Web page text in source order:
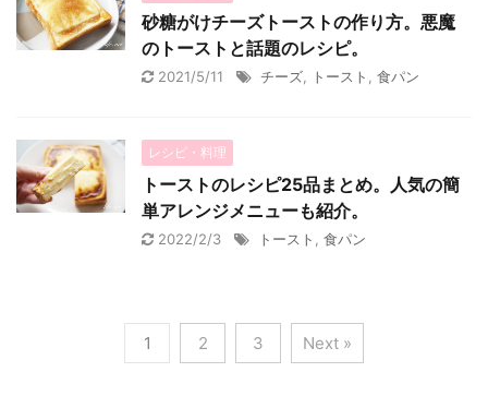
砂糖がけチーズトーストの作り方。悪魔
のトーストと話題のレシピ。
2021/5/11 チーズ トースト 食パン
レシピ・料理
トーストのレシピ25品まとめ。人気の簡
単アレンジメニューも紹介。
2022/2/3 トースト 食パン
1 2 3 Next »